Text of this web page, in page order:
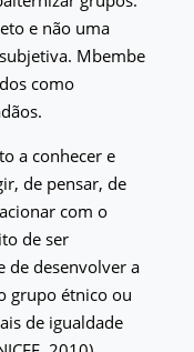
e não uma
Mbembe
como
a conhecer e
de pensar, de
com o
de ser
de desenvolver a
grupo étnico ou
de igualdade